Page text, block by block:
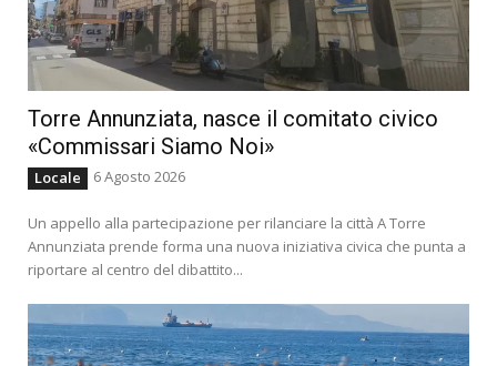
Torre Annunziata, nasce il comitato civico
«Commissari Siamo Noi»
Locale 6 Agosto 2026
Un appello alla partecipazione per rilanciare la città A Torre
Annunziata prende forma una nuova iniziativa civica che punta a
riportare al centro del dibattito...